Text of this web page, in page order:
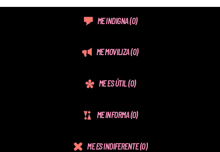
ME INDIGNA(0)
ME MOVILIZA(0)
ME ES ÚTIL(0)
ME INFORMA(0)
ME ES INDIFERENTE(0)